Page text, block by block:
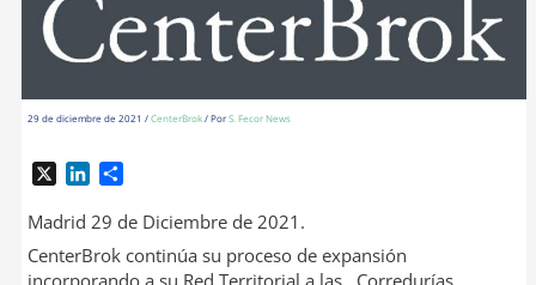
29 de diciembre de 2021 /CenterBrok/ PorS. Fecor News
n
k
e
m
a
Madrid 29 de Diciembre de 2021.
CenterBrok continúa su proceso de expansión